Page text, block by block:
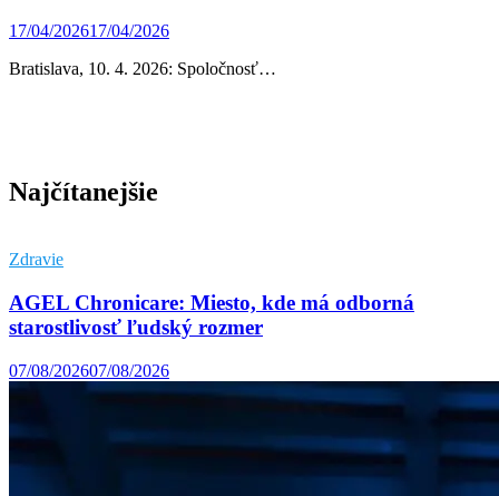
17/04/202617/04/2026
Bratislava, 10. 4. 2026: Spoločnosť…
Najčítanejšie
Zdravie
AGEL Chronicare: Miesto, kde má odborná
starostlivosť ľudský rozmer
07/08/202607/08/2026